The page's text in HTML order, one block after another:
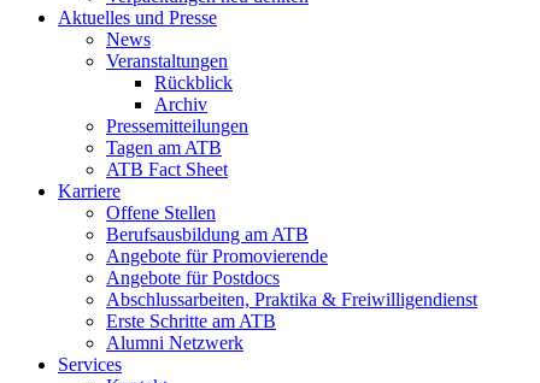
Aktuelles und Presse
News
Veranstaltungen
Rückblick
Archiv
Pressemitteilungen
Tagen am ATB
ATB Fact Sheet
Karriere
Offene Stellen
Berufsausbildung am ATB
Angebote für Promovierende
Angebote für Postdocs
Abschlussarbeiten, Praktika & Freiwilligendienst
Erste Schritte am ATB
Alumni Netzwerk
Services